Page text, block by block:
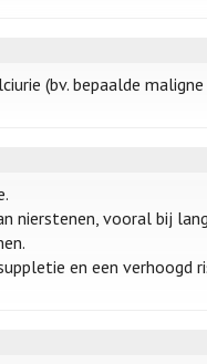
(bv. bepaalde
nierstenen, vooral bij
en een